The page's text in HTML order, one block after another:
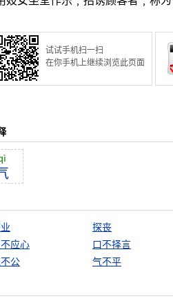
试试手机扫一扫
在你手机上继续浏览此页面
探丧
应心
口不择言
公 气不平